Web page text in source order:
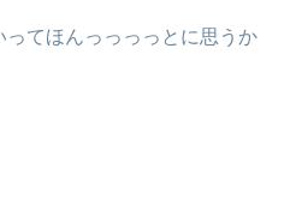
てほんっっっっとに思うか